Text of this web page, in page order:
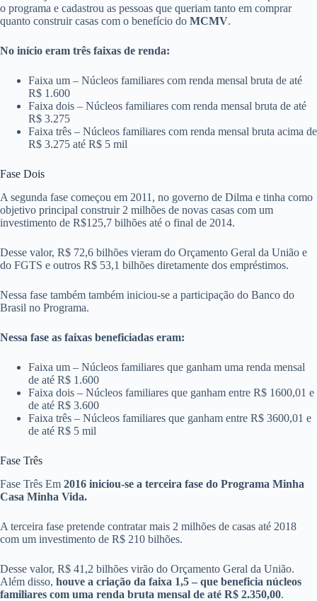
o programa e cadastrou as pessoas que queriam tanto em comprar
quanto construir casas com o benefício do MCMV.
No início eram três faixas de renda:
Faixa um – Núcleos familiares com renda mensal bruta de até
R$ 1.600
Faixa dois – Núcleos familiares com renda mensal bruta de até
R$ 3.275
Faixa três – Núcleos familiares com renda mensal bruta acima de
R$ 3.275 até R$ 5 mil
Fase Dois
A segunda fase começou em 2011, no governo de Dilma e tinha como
objetivo principal construir 2 milhões de novas casas com um
investimento de R$125,7 bilhões até o final de 2014.
Desse valor, R$ 72,6 bilhões vieram do Orçamento Geral da União e
do FGTS e outros R$ 53,1 bilhões diretamente dos empréstimos.
Nessa fase também também iniciou-se a participação do Banco do
Brasil no Programa.
Nessa fase as faixas beneficiadas eram:
Faixa um – Núcleos familiares que ganham uma renda mensal
de até R$ 1.600
Faixa dois – Núcleos familiares que ganham entre R$ 1600,01 e
de até R$ 3.600
Faixa três – Núcleos familiares que ganham entre R$ 3600,01 e
de até R$ 5 mil
Fase Três
Fase Três Em 2016 iniciou-se a terceira fase do Programa Minha
Casa Minha Vida.
A terceira fase pretende contratar mais 2 milhões de casas até 2018
com um investimento de R$ 210 bilhões.
Desse valor, R$ 41,2 bilhões virão do Orçamento Geral da União.
Além disso, houve a criação da faixa 1,5 – que beneficia núcleos
familiares com uma renda bruta mensal de até R$ 2.350,00.